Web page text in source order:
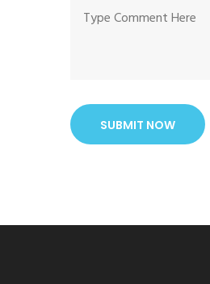
SUBMIT NOW